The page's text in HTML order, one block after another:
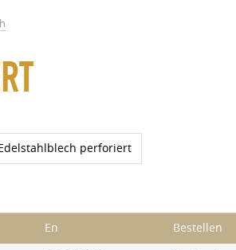
perforiert
En Bestellen